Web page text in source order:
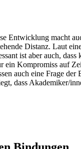
Entwicklung macht
Distanz. Laut
ist aber auch,
Kompromiss auf
auch eine Frage
dass Akademiker/